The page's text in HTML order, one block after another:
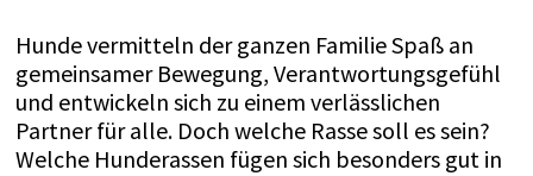
Hunde vermitteln der ganzen Familie Spaß an
gemeinsamer Bewegung, Verantwortungsgefühl
und entwickeln sich zu einem verlässlichen
Partner für alle. Doch welche Rasse soll es sein?
Welche Hunderassen fügen sich besonders gut in